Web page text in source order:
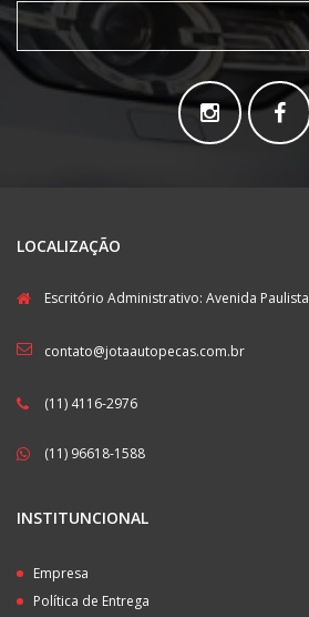
LOCALIZAÇÃO
Escritório Administrativo: Avenida Paulista
contato@jotaautopecas.com.br
(11) 4116-2976
(11) 96618-1588
INSTITUNCIONAL
Empresa
Política de Entrega